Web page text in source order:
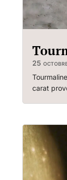
25
carat